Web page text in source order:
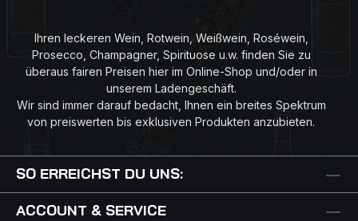
Ihren leckeren Wein, Rotwein, Weißwein, Roséwein,
Prosecco, Champagner, Spirituose u.w. finden Sie zu
überaus fairen Preisen hier im Online-Shop und/oder in
unserem Ladengeschäft.
Wir sind immer darauf bedacht, Ihnen ein breites Spektrum
von preiswerten bis exklusiven Produkten anzubieten.
SO ERREICHST DU UNS:
ACCOUNT & SERVICE